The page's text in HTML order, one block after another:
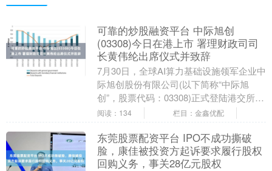
可靠的炒股融资平台 中际旭创
(03308)今日在港上市 署理财政司司
长黄伟纶出席仪式并致辞
7月30日，全球AI算力基础设施领军企业中
际旭创股份有限公司(以下简称“中际旭
创”，股票代码：03308)正式登陆港交所主
板。此次上市是近七年来香港资本市场最
阅读：134 栏目：金鑫优配
东莞股票配资平台 IPO不成功撕破
脸，康佳被投资方起诉要求履行股权
回购义务，事关28亿元股权